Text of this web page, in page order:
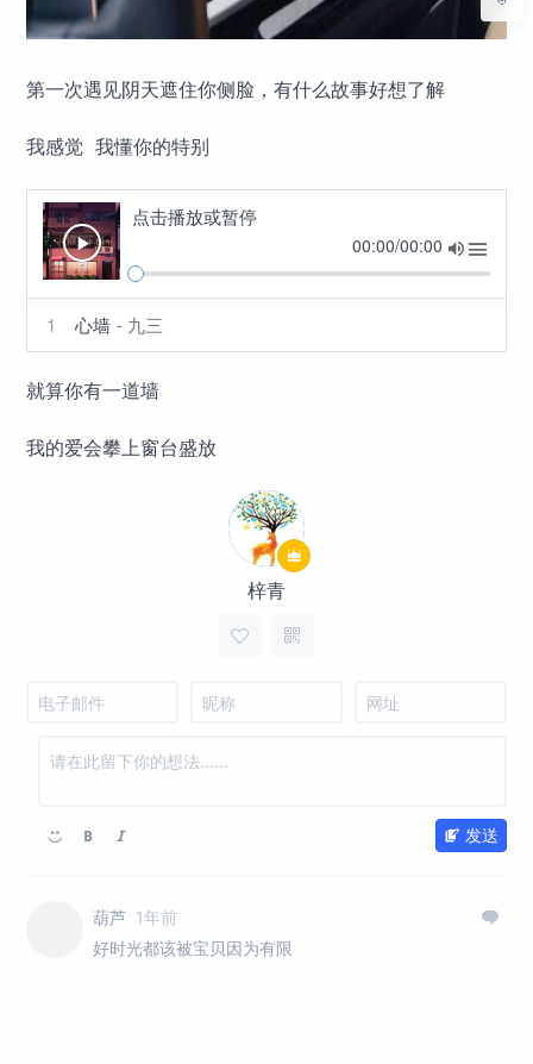
第一次遇见阴天遮住你侧脸，有什么故事好想了解
我感觉 我懂你的特别
点击播放或暂停
00:00/00:00
1 心墙 - 九三
就算你有一道墙
我的爱会攀上窗台盛放
梓青
发送
葫芦 1年前
好时光都该被宝贝因为有限